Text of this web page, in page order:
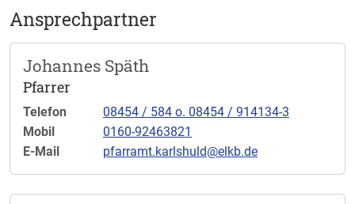
Ansprechpartner
Johannes Späth
Pfarrer
Telefon
08454 / 584 o. 08454 / 914134-3
Mobil
0160-92463821
E-Mail
pfarramt.karlshuld@elkb.de